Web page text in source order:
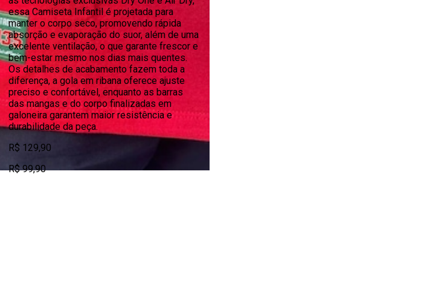
essa Camiseta Infantil é projetada para
manter o corpo seco, promovendo rápida
absorção e evaporação do suor, além de uma
excelente ventilação, o que garante frescor e
bem-estar mesmo nos dias mais quentes.
Os detalhes de acabamento fazem toda a
diferença, a gola em ribana oferece ajuste
preciso e confortável, enquanto as barras
das mangas e do corpo finalizadas em
galoneira garantem maior resistência e
durabilidade da peça.
R$ 129,90
R$ 99,90